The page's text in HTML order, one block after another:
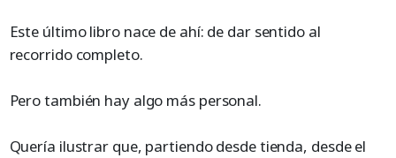
Este último libro nace de ahí: de dar sentido al
recorrido completo.
Pero también hay algo más personal.
Quería ilustrar que, partiendo desde tienda, desde el